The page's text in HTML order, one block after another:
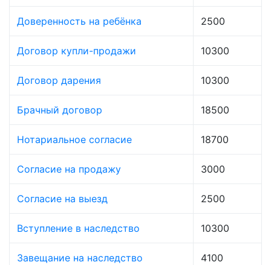
Доверенность на ребёнка 2500
Договор купли-продажи 10300
Договор дарения 10300
Брачный договор 18500
Нотариальное согласие 18700
Согласие на продажу 3000
Согласие на выезд 2500
Вступление в наследство 10300
Завещание на наследство 4100